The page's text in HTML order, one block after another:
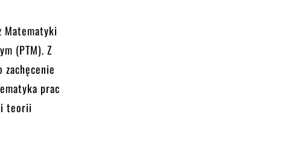
Matematyki
(PTM). Z
zachęcenie
prac
i teorii